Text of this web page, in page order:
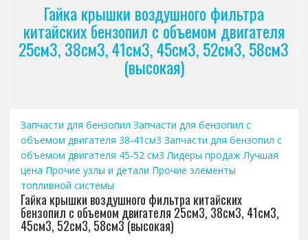
Гайка крышки воздушного фильтра
китайских бензопил с объемом двигателя
25см3, 38см3, 41см3, 45см3, 52см3, 58см3
(высокая)
Запчасти для бензопил Запчасти для бензопил с
объемом двигателя 38-41см3 Запчасти для бензопил с
объемом двигателя 45-52 см3 Лидеры продаж Лучшая
цена Прочие узлы и детали Прочие элементы
топливной системы
Гайка крышки воздушного фильтра китайских
бензопил с объемом двигателя 25см3, 38см3, 41см3,
45см3, 52см3, 58см3 (высокая)